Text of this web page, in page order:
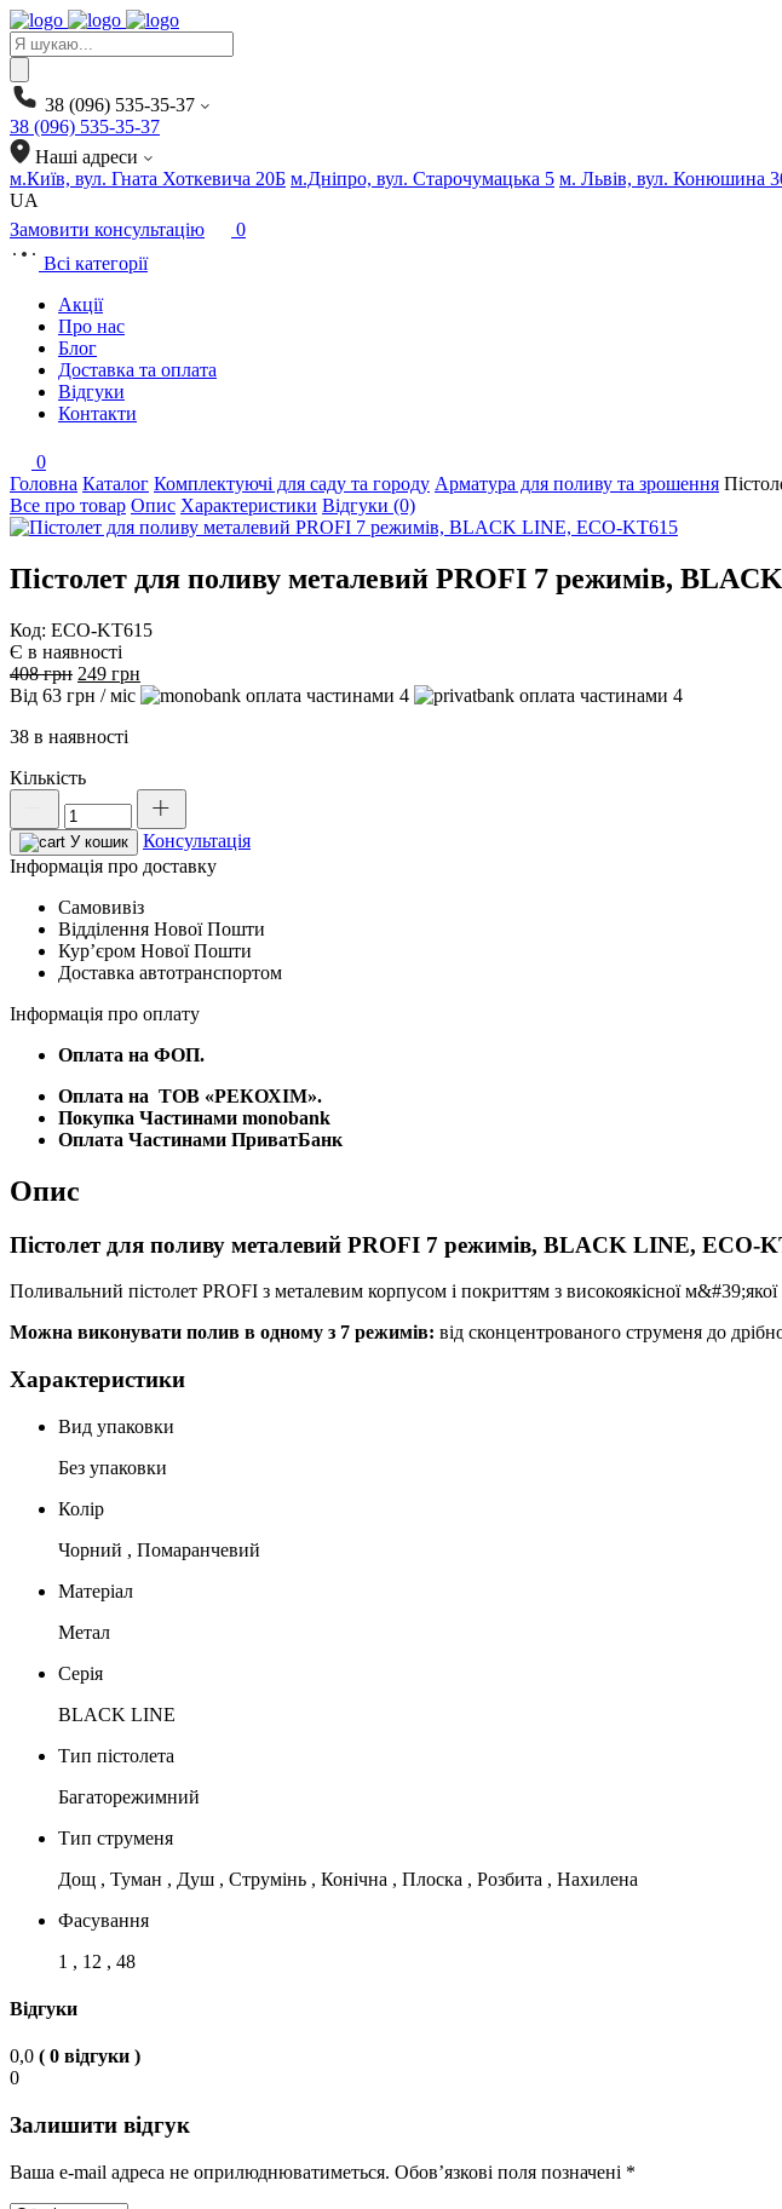
Products
search
38 (096) 535-35-37
38 (096) 535-35-37
Наші адреси
м.Київ, вул. Гната Хоткевича 20Б м.Дніпро, вул. Старочумацька 5 м. Львів, вул. Конюшина
UA
Замовити консультацію
0
Всі категорії
Акції
Про нас
Блог
Доставка та оплата
Відгуки
Контакти
0
Головна Каталог Комплектуючі для саду та городу Арматура для поливу та зрошення
Все про товар Опис Характеристики Відгуки (0)
Пістолет для поливу металевий PROFI 7 режимів,
Код: ECO-KT615
Є в наявності
408грн Оригінальна
ціна:
249 грн
ціна:
Від 63 грн / міс 4
4
38 в наявності
Кількість
для
поливу
металевий
7
режимів,
BLACK
LINE,
KT615
У кошик
Консультація
Інформація про доставку
Самовивіз
Відділення Нової Пошти
Курʼєром Нової Пошти
Доставка автотранспортом
Інформація про оплату
Оплата на ФОП.
Оплата на ТОВ «РЕКОХІМ».
Покупка Частинами monobank
Оплата Частинами ПриватБанк
Опис
Пістолет для поливу металевий PROFI 7 режимів, BLACK LINE, ECO-
Поливальний пістолет PROFI з металевим корпусом і покриттям з високоякісної
Можна виконувати полив в одному з 7 режимів: від сконцентрованого струменя до
Характеристики
Вид упаковки
Без упаковки
Колір
Чорний , Помаранчевий
Матеріал
Метал
Серія
BLACK LINE
Тип пістолета
Багаторежимний
Тип струменя
Дощ , Туман , Душ , Струмінь , Конічна , Плоска , Розбита , Нахилена
Фасування
1 , 12 , 48
Відгуки
0,0 ( 0 відгуки )
0
Залишити відгук
Ваша e-mail адреса не оприлюднюватиметься. Обов’язкові поля позначені *